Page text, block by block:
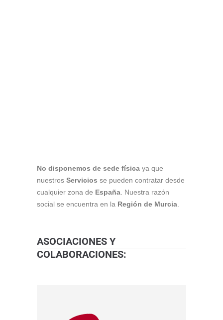
No disponemos de sede física ya que
nuestros Servicios se pueden contratar desde
cualquier zona de España . Nuestra razón
social se encuentra en la Región de Murcia
ASOCIACIONES Y
COLABORACIONES: